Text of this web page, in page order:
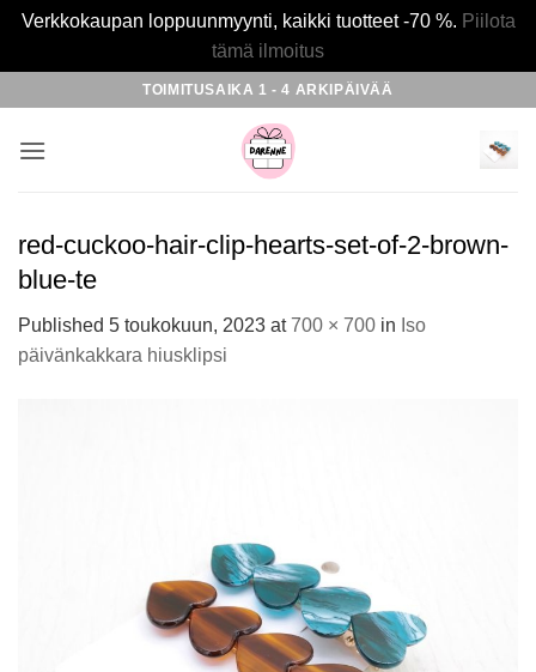
Verkkokaupan loppuunmyynti, kaikki tuotteet -70 %. Piilota
tämä ilmoitus
content
TOIMITUSAIKA 1 - 4 ARKIPÄIVÄÄ
red-cuckoo-hair-clip-hearts-set-of-2-brown-
blue-te
Published 5 toukokuun, 2023 at700 × 700 in Iso
päivänkakkara hiusklipsi